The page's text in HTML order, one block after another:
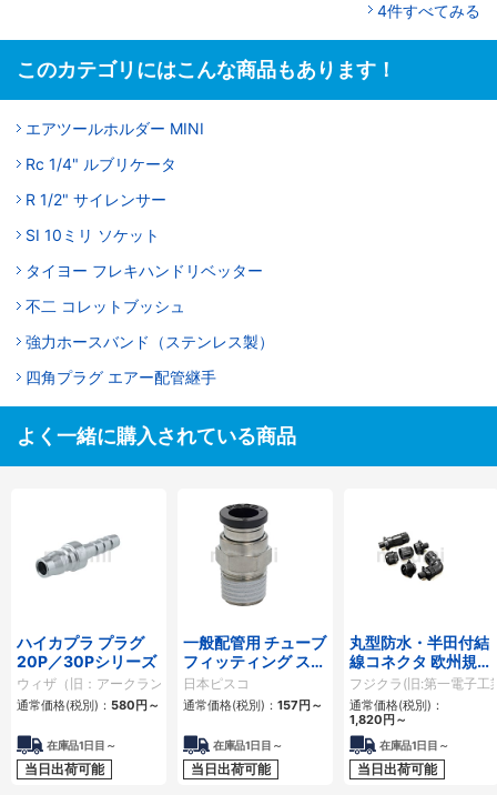
4件すべてみる
このカテゴリにはこんな商品もあります！
エアツールホルダー MINI
Rc 1/4" ルブリケータ
R 1/2" サイレンサー
SI 10ミリ ソケット
タイヨー フレキハンドリベッター
不二 コレットブッシュ
強力ホースバンド（ステンレス製）
四角プラグ エアー配管継手
よく一緒に購入されている商品
ハイカプラ プラグ
20P／30Pシリーズ
ウィザ（旧：アークランドサカモト）
通常価格(税別)： 580円 ～
在庫品1日目～
当日出荷可能
一般配管用 チューブ
フィッティング スト
レート
日本ピスコ
通常価格(税別)： 157円 ～
在庫品1日目～
当日出荷可能
丸型防水・半田付結
線コネクタ 欧州規格
準拠対応 CE05シリ
ーズ
フジクラ(旧:第一電子工
通常価格(税別)：
1,820円 ～
在庫品1日目～
当日出荷可能